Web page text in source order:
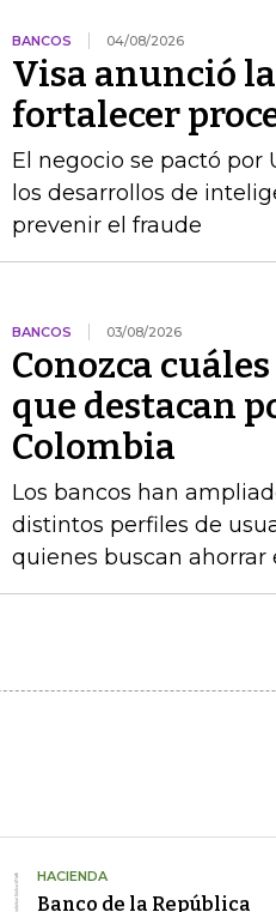
BANCOS 04/08/2026
Visa anunció
fortalecer
El negocio se pactó por
los desarrollos de
prevenir el fraude
BANCOS 03/08/2026
Conozca
que destacan
Colombia
Los bancos han
distintos perfiles de
quienes buscan ahorrar
HACIENDA
Banco de la República